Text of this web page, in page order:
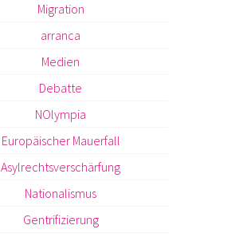
Migration
arranca
Medien
Debatte
NOlympia
Europäischer Mauerfall
Asylrechtsverschärfung
Nationalismus
Gentrifizierung